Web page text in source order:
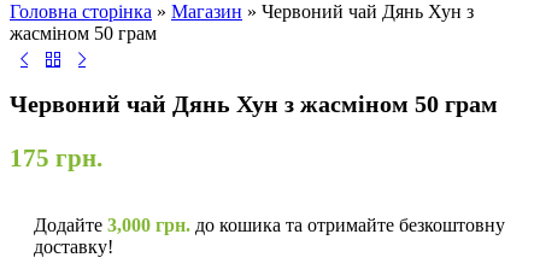
Головна сторінка » Магазин » Червоний чай Дянь Хун з
жасміном 50 грам
Червоний чай Дянь Хун з жасміном 50 грам
175 грн.
Додайте 3,000 грн. до кошика та отримайте безкоштовну
доставку!